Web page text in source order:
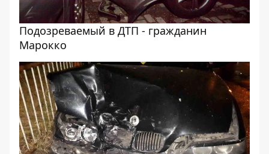
Подозреваемый в ДТП - гражданин
Марокко